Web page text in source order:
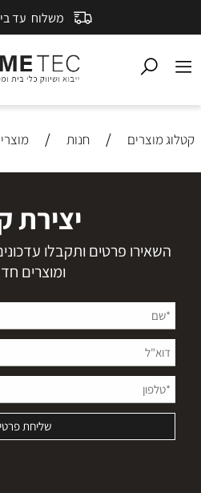
משלוח עד
קטלוג מוצרים / חנות /
יצירת
השאירו פרטים ותקבלו
ומוצרים